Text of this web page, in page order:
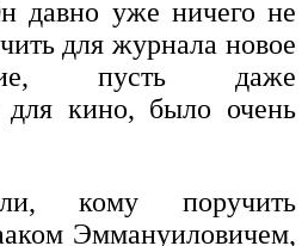
давно уже ничего не
для журнала новое
пусть даже
для кино, было очень
кому поручить
Эммануиловичем,